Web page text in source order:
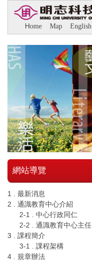
內
容
區
Home Map English
網站導覽
1 . 最新消息
2 . 通識教育中心介紹
2-1 . 中心行政同仁
2-2 . 通識教育中心主任
3 . 課程簡介
3-1 . 課程架構
4 . 規章辦法